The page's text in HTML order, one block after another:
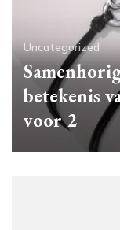
Uncategorized
betekenis
voor 2